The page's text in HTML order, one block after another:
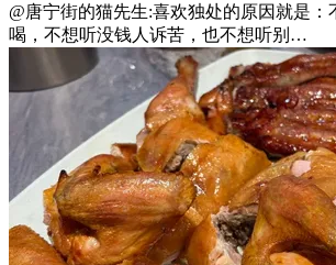
@唐宁街的猫先生:喜欢独处的原因就是：
喝，不想听没钱人诉苦，也不想听别…